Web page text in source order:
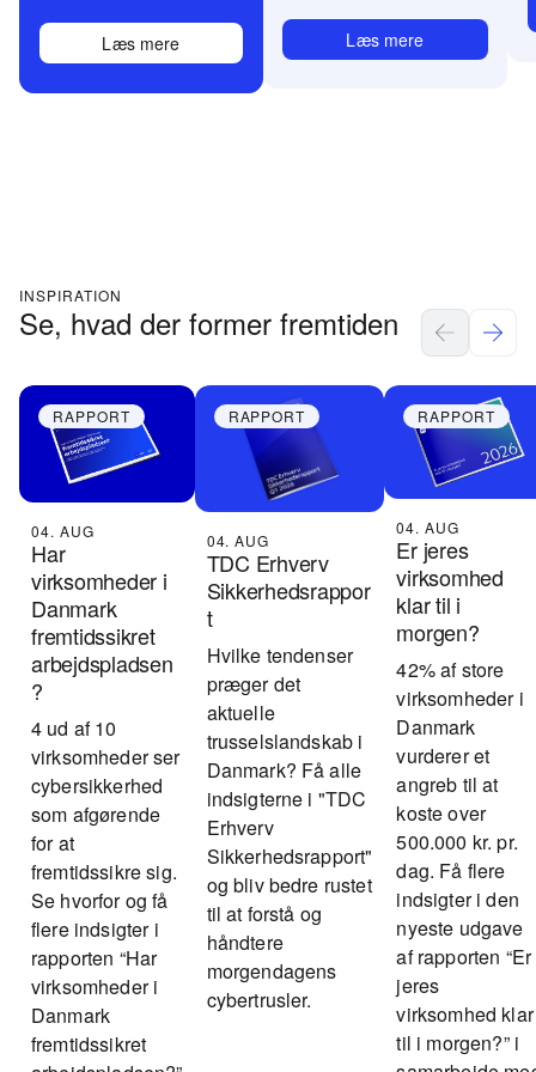
Læs mere Læs mere
INSPIRATION
Se, hvad der former fremtiden
RAPPORT
04. AUG
Har
virksomheder i
Danmark
fremtidssikret
arbejdspladsen
?
4 ud af 10
virksomheder ser
cybersikkerhed
som afgørende
for at
fremtidssikre sig.
Se hvorfor og få
flere indsigter i
rapporten “Har
virksomheder i
Danmark
fremtidssikret
RAPPORT
04. AUG
TDC Erhverv
Sikkerhedsrappor
t
Hvilke tendenser
præger det
aktuelle
trusselslandskab i
Danmark? Få alle
indsigterne i "TDC
Erhverv
Sikkerhedsrapport"
og bliv bedre rustet
til at forstå og
håndtere
morgendagens
cybertrusler.
RAPPORT
04. AUG
Er jeres
virksomhed
klar til i
morgen?
42% af store
virksomheder i
Danmark
vurderer et
angreb til at
koste over
500.000 kr. pr.
dag. Få flere
indsigter i den
nyeste udgave
af rapporten “Er
jeres
virksomhed klar
til i morgen?” i